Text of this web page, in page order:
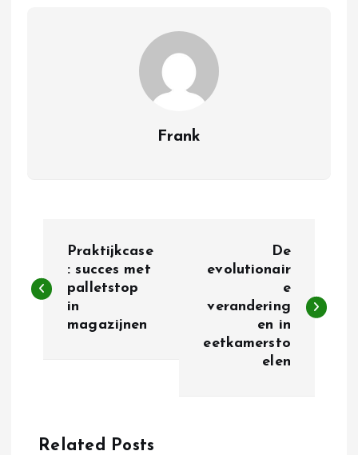
Frank
e
h
Praktijkcase
: succes met
palletstop
in
magazijnen
De
evolutionair
e
verandering
en in
eetkamersto
elen
Related Posts